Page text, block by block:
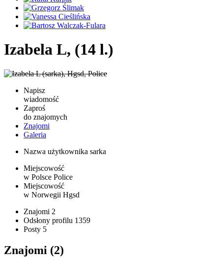
Izabela L, (14 l.)
Napisz
wiadomość
Zaproś
do znajomych
Znajomi
Galeria
Nazwa użytkownika sarka
Miejscowość
w Polsce Police
Miejscowość
w Norwegii Hgsd
Znajomi 2
Odsłony profilu 1359
Posty 5
Znajomi (2)